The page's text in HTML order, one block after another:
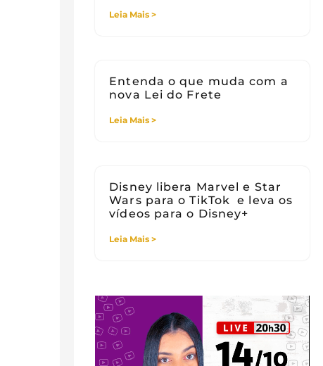
Leia Mais >
Entenda o que muda com a
nova Lei do Frete
Leia Mais >
Disney libera Marvel e Star
Wars para o TikTok e leva os
vídeos para o Disney+
Leia Mais >